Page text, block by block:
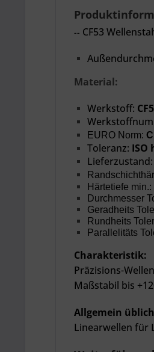
-- CF53
Material:
Werkstoff:
EURO Norm:
Toleranz: ISO
Lieferzustand:
Härtetiefe min.:
Durchmesser
Geradheits
Rundheits
Parallelitäts
Charakteristik:
Präzisions-
Maßstabil bis
Allgemein
Linearwellen für